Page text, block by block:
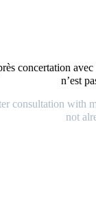
concertation avec
n’est
consultation with
not